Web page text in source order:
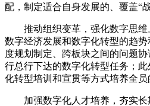
配，制定适合自身发展的、覆盖“
推动组织变革，强化数字思
数字经济发展和数字化转型的趋
度规划制定、跨板块之间的问题
行总行下达的数字化转型任务；
化转型培训和宣贯等方式培养全
加强数字化人才培养，夯实